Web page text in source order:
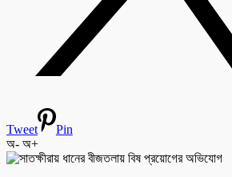
Tweet
Pin
অ- অ+